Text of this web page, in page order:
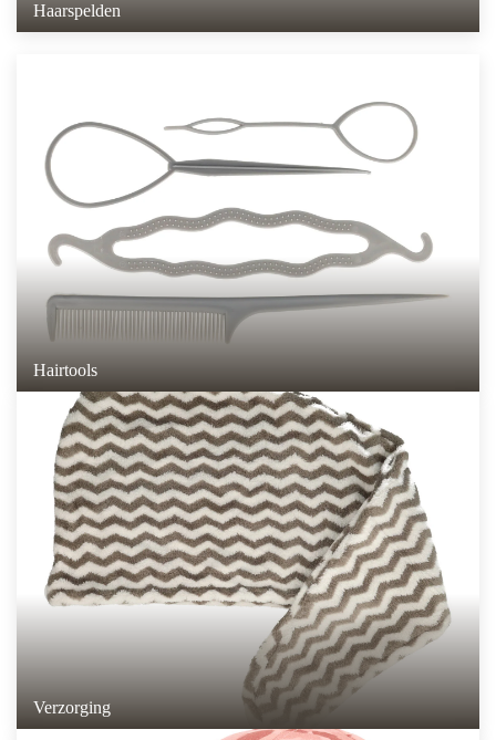
Haarspelden
Hairtools
Verzorging